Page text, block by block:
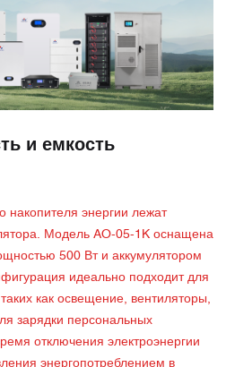
и емкость
накопителя энергии лежат
Модель AO-05-1K оснащена
500 Вт и аккумулятором
идеально подходит для
как освещение, вентиляторы,
зарядки персональных
отключения электроэнергии
энергопотреблением в